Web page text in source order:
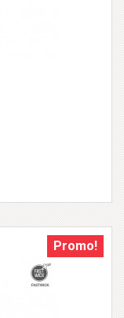
Promo!